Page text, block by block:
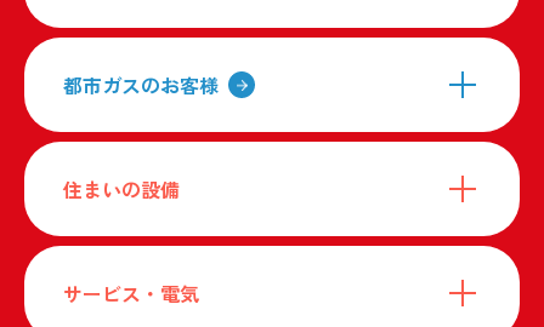
都市ガスのお客様
住まいの設備
サービス・電気